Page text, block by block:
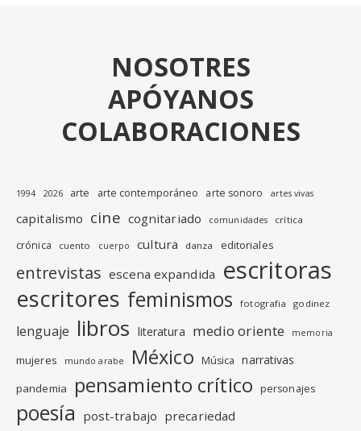
NOSOTRES
APÓYANOS
COLABORACIONES
1994 2026 arte arte contemporáneo arte sonoro artes vivas
capitalismo cine cognitariado comunidades crítica
crónica cuento cuerpo cultura danza editoriales
entrevistas escena expandida escritoras
escritores feminismos fotografia godinez
lenguaje libros literatura medio oriente memoria
mujeres mundo arabe México Música narrativas
pandemia pensamiento crítico personajes
poesía post-trabajo precariedad